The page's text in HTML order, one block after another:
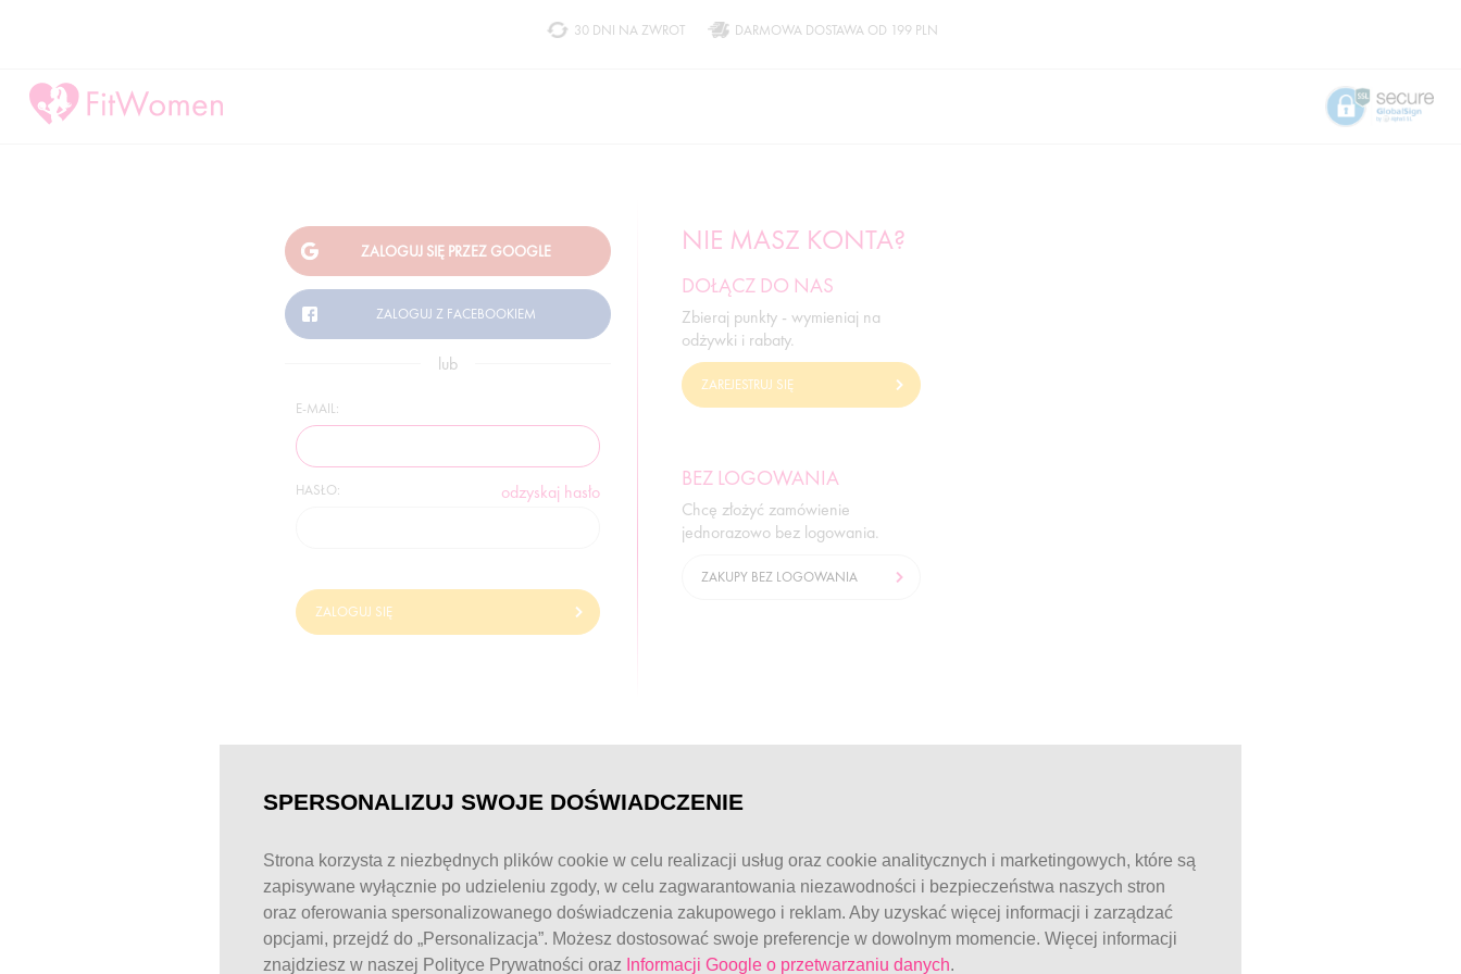
30 DNI NA ZWROT DARMOWA DOSTAWA OD 199 PLN
lub
E-MAIL:
HASŁO: odzyskaj hasło
ZALOGUJ SIĘ
NIE MASZ KONTA?
DOŁĄCZ DO NAS
Zbieraj punkty - wymieniaj na
odżywki i rabaty.
ZAREJESTRUJ SIĘ
BEZ LOGOWANIA
Chcę złożyć zamówienie
jednorazowo bez logowania.
ZAKUPY BEZ LOGOWANIA
© FitWomen 2026
SPERSONALIZUJ SWOJE DOŚWIADCZENIE
Strona korzysta z niezbędnych plików cookie w celu realizacji usług oraz cookie analitycznych i marketingowych, które są
zapisywane wyłącznie po udzieleniu zgody, w celu zagwarantowania niezawodności i bezpieczeństwa naszych stron
oraz oferowania spersonalizowanego doświadczenia zakupowego i reklam. Aby uzyskać więcej informacji i zarządzać
opcjami, przejdź do „Personalizacja”. Możesz dostosować swoje preferencje w dowolnym momencie. Więcej informacji
znajdziesz w naszej Polityce Prywatności oraz Informacji Google o przetwarzaniu danych.